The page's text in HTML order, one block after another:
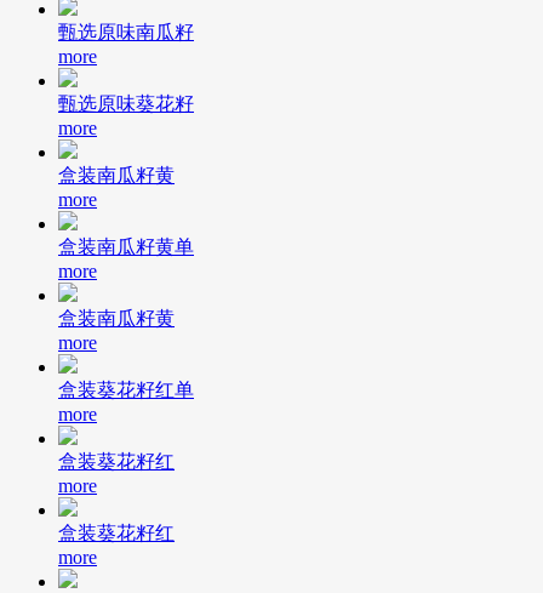
甄选原味南瓜籽
more
甄选原味葵花籽
more
盒装南瓜籽黄
more
盒装南瓜籽黄单
more
盒装南瓜籽黄
more
盒装葵花籽红单
more
盒装葵花籽红
more
盒装葵花籽红
more